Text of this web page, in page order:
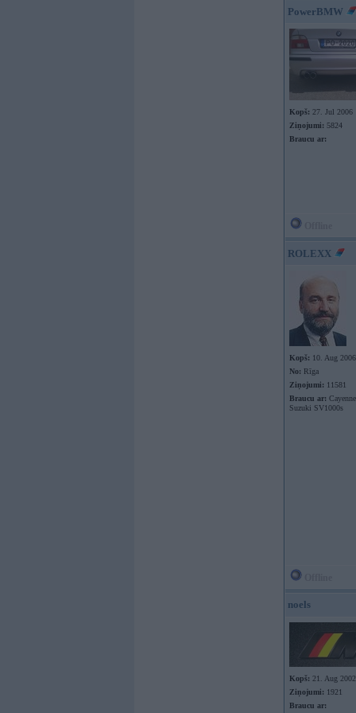
PowerBMW
Kopš: 27. Jul 2006
Ziņojumi: 5824
Braucu ar:
ROLEXX
Kopš: 10. Aug 2006
No: Rīga
Ziņojumi: 11581
Braucu ar:
Suzuki SV1000s
noels
Kopš: 21. Aug 2002
Ziņojumi: 1921
Braucu ar: